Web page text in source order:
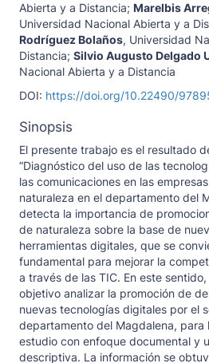
Abierta y a Distancia; Marelbis
Universidad Nacional Abierta y a
Rodríguez Bolaños, Universidad
Distancia; Silvio Augusto Delgado
Nacional Abierta y a Distancia
DOI: https://doi.org/10.22490/
Sinopsis
El presente trabajo es el resultado
“Diagnóstico del uso de las
las comunicaciones en las
naturaleza en el departamento del
detecta la importancia de
de naturaleza sobre la base de
herramientas digitales, que se
fundamental para mejorar la
a través de las TIC. En este
objetivo analizar la promoción de
nuevas tecnologías digitales por el
departamento del Magdalena, para
estudio con enfoque documental y
descriptiva. La información se